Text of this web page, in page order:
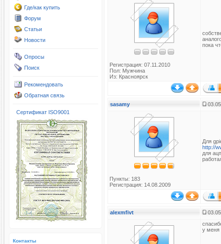
Где/как купить
Форум
Статьи
Новости
Опросы
Поиск
Рекомендовать
Обратная связь
Сертификат ISO9001
Контакты
Регистрация: 07.11.2010
Пол: Мужчина
Из: Красноярск
пока
sasamy
Пункты: 183
Регистрация: 14.08.2009
Для
http://
для
alexmfivt
у меня